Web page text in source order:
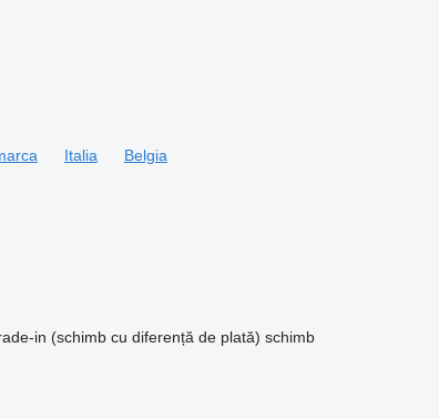
Italia
Belgia
in (schimb cu diferență de plată) schimb